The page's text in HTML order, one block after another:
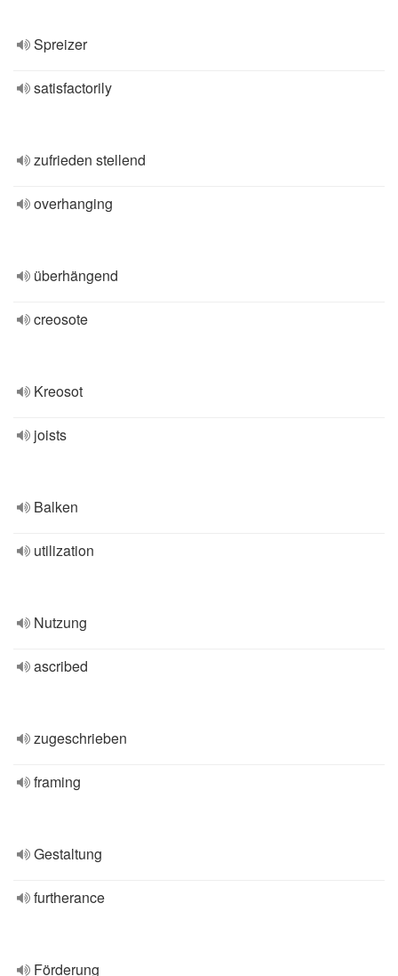
Spreizer
satisfactorily
zufrieden stellend
overhanging
überhängend
creosote
Kreosot
joists
Balken
utilization
Nutzung
ascribed
zugeschrieben
framing
Gestaltung
furtherance
Förderung